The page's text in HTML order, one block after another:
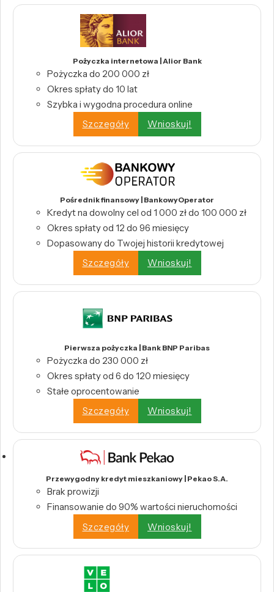
Pożyczka internetowa | Alior Bank
Pożyczka do 200 000 zł
Okres spłaty do 10 lat
Szybka i wygodna procedura online
Szczegóły
Wnioskuj!
Pośrednik finansowy | BankowyOperator
Kredyt na dowolny cel od 1 000 zł do 100 000 zł
Okres spłaty od 12 do 96 miesięcy
Dopasowany do Twojej historii kredytowej
Szczegóły
Wnioskuj!
Pierwsza pożyczka | Bank BNP Paribas
Pożyczka do 230 000 zł
Okres spłaty od 6 do 120 miesięcy
Stałe oprocentowanie
Szczegóły
Wnioskuj!
Przewygodny kredyt mieszkaniowy | Pekao S.A.
Brak prowizji
Finansowanie do 90% wartości nieruchomości
Szczegóły
Wnioskuj!